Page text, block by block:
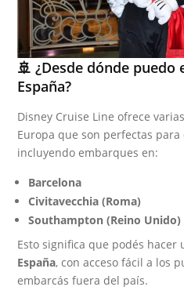
🚢 ¿Desde dónde
España?
Disney Cruise Line ofrece
Europa que son perfectas
incluyendo embarques en:
Barcelona
Civitavecchia (Roma)
Southampton (Reino Unido)
Esto significa que podés hacer
España, con acceso fácil a los
embarcás fuera del país.